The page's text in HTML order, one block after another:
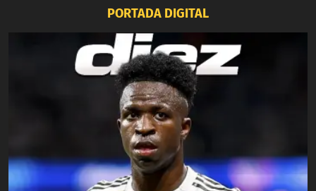
PORTADA DIGITAL